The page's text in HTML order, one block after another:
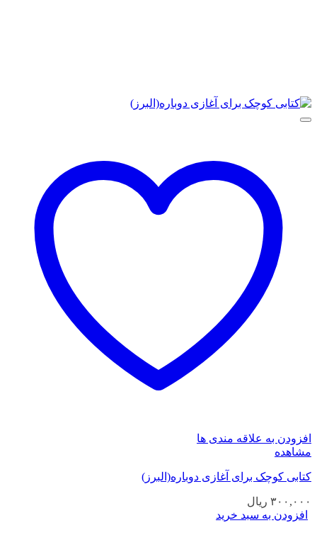
افزودن به علاقه مندی ها
مشاهده
کتابی کوچک برای آغازی دوباره(البرز)
۳۰۰,۰۰۰ ریال
افزودن به سبد خرید